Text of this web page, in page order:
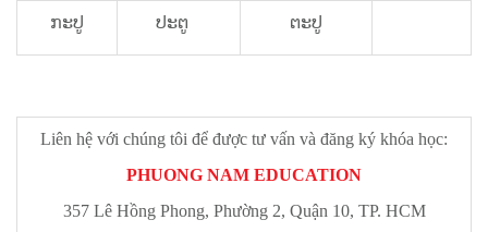
ກະປູ ປະຕູ ຕະປູ
Liên hệ với chúng tôi để được tư vấn và đăng ký khóa học:
PHUONG NAM EDUCATION
357 Lê Hồng Phong, Phường 2, Quận 10, TP. HCM